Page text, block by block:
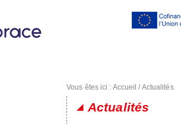
Vous êtes ici : Accueil /Actualités
Actualités